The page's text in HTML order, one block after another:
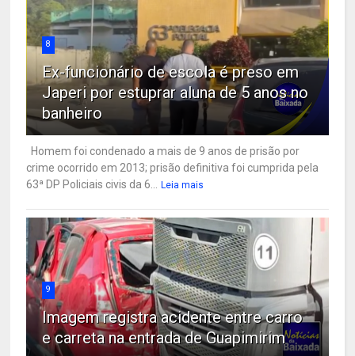
8
Ex-funcionário de escola é preso em
Japeri por estuprar aluna de 5 anos no
banheiro
Homem foi condenado a mais de 9 anos de prisão por
crime ocorrido em 2013; prisão definitiva foi cumprida pela
63ª DP Policiais civis da 6...
Leia mais
9
Imagem registra acidente entre carro
e carreta na entrada de Guapimirim